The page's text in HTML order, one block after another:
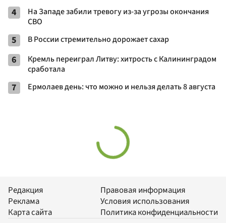
4
На Западе забили тревогу из-за угрозы окончания
СВО
5 В России стремительно дорожает сахар
6
Кремль переиграл Литву: хитрость с Калининградом
сработала
7 Ермолаев день: что можно и нельзя делать 8 августа
Редакция
Реклама
Карта сайта
Правовая информация
Условия использования
Политика конфиденциальности